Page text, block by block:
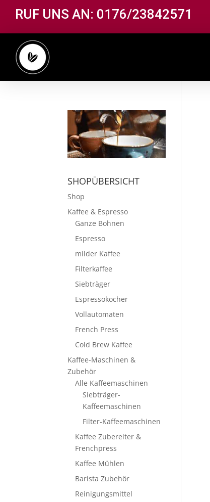
RUF UNS AN: 0176/23842571
SHOPÜBERSICHT
Shop
Kaffee & Espresso
Ganze Bohnen
Espresso
milder Kaffee
Filterkaffee
Siebträger
Espressokocher
Vollautomaten
French Press
Cold Brew Kaffee
Kaffee-Maschinen &
Zubehör
Alle Kaffeemaschinen
Siebträger-
Kaffeemaschinen
Filter-Kaffeemaschinen
Kaffee Zubereiter &
Frenchpress
Kaffee Mühlen
Barista Zubehör
Reinigungsmittel